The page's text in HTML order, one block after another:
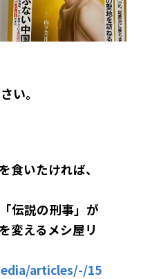
い。
食いたければ、
伝説の刑事」が
変えるメシ屋リ
articles/-/15